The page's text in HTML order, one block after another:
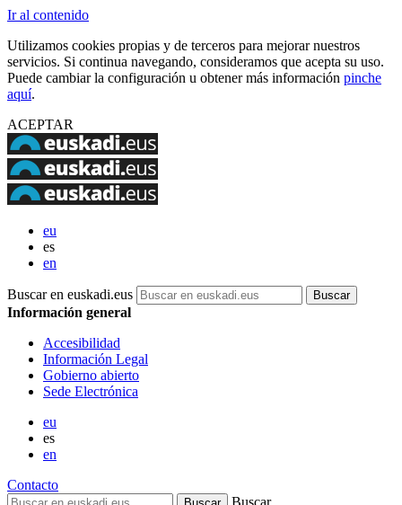
Ir al contenido
Utilizamos cookies propias y de terceros para mejorar nuestros
servicios. Si continua navegando, consideramos que acepta su uso.
Puede cambiar la configuración u obtener más información pinche
aquí.
ACEPTAR
eu
es
en
Buscar en euskadi.eus
Información general
Accesibilidad
Información Legal
Gobierno abierto
Sede Electrónica
eu
es
en
Contacto
Buscar